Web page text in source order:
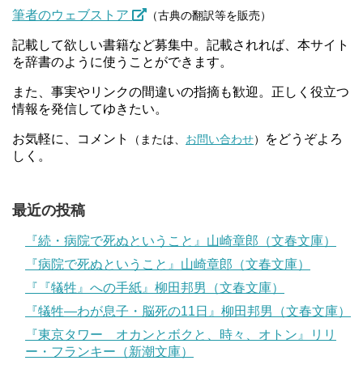
筆者のウェブストア （古典の翻訳等を販売）
記載して欲しい書籍など募集中。記載されれば、本サイト
を辞書のように使うことができます。
また、事実やリンクの間違いの指摘も歓迎。正しく役立つ
情報を発信してゆきたい。
お気軽に、コメント （または、 お問い合わせ）
をどうぞよろ
しく。
最近の投稿
『続・病院で死ぬということ』山崎章郎（文春文庫）
『病院で死ぬということ』山崎章郎（文春文庫）
『『犠牲』への手紙』柳田邦男（文春文庫）
『犠牲―わが息子・脳死の11日』柳田邦男（文春文庫）
『東京タワー オカンとボクと、時々、オトン』リリ
ー・フランキー（新潮文庫）